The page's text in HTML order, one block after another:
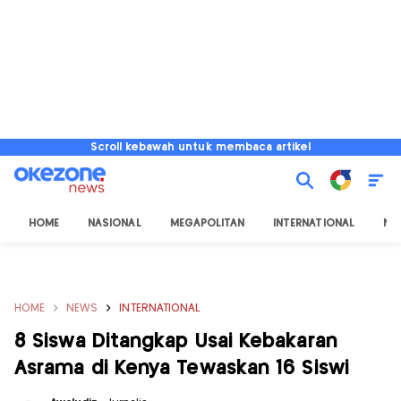
Scroll kebawah untuk membaca artikel
HOME NASIONAL MEGAPOLITAN INTERNATIONAL
HOME NEWS INTERNATIONAL
8 Siswa Ditangkap Usai Kebakaran
Asrama di Kenya Tewaskan 16 Siswi